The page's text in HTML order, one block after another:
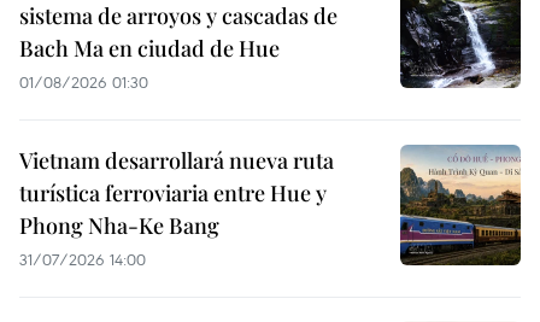
sistema de arroyos y cascadas de
Bach Ma en ciudad de Hue
01/08/2026 01:30
Vietnam desarrollará nueva ruta
turística ferroviaria entre Hue y
Phong Nha-Ke Bang
31/07/2026 14:00